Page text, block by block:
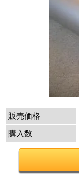
販売価格
購入数